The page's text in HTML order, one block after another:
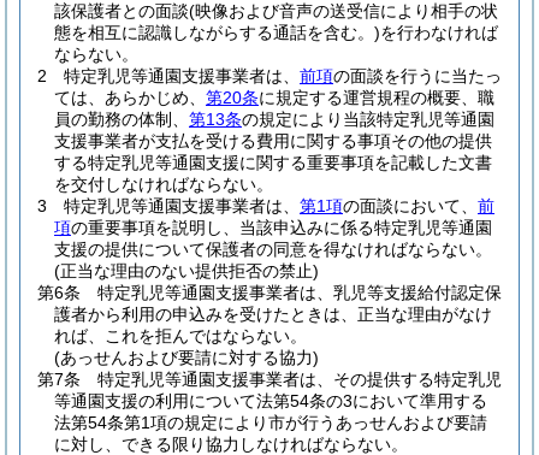
該保護者との面談(映像および音声の送受信により相手の状
態を相互に認識しながらする通話を含む。)を行わなければ
ならない。
2
特定乳児等通園支援事業者は、 前項の面談を行うに当たっ
ては、あらかじめ、 第20条に規定する運営規程の概要、職
員の勤務の体制、 第13条の規定により当該特定乳児等通園
支援事業者が支払を受ける費用に関する事項その他の提供
する特定乳児等通園支援に関する重要事項を記載した文書
を交付しなければならない。
3
特定乳児等通園支援事業者は、 第1項の面談において、 前
項の重要事項を説明し、当該申込みに係る特定乳児等通園
支援の提供について保護者の同意を得なければならない。
(正当な理由のない提供拒否の禁止)
第6条
特定乳児等通園支援事業者は、乳児等支援給付認定保
護者から利用の申込みを受けたときは、正当な理由がなけ
れば、これを拒んではならない。
(あっせんおよび要請に対する協力)
第7条
特定乳児等通園支援事業者は、その提供する特定乳児
等通園支援の利用について法第54条の3において準用する
法第54条第1項の規定により市が行うあっせんおよび要請
に対し、できる限り協力しなければならない。